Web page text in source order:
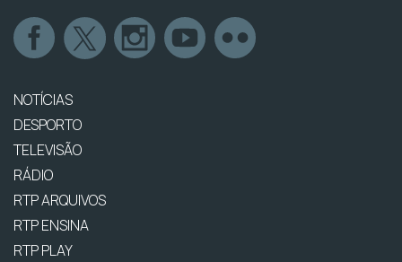
NOTÍCIAS
DESPORTO
TELEVISÃO
RÁDIO
RTP ARQUIVOS
RTP ENSINA
RTP PLAY